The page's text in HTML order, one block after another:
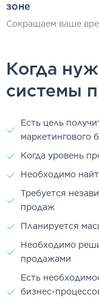
зоне
Сокращаем ваше
Когда
системы
Есть цель
маркетингового
Когда уровень
Необходимо
Требуется
продаж
Планируется
Необходимо
продажами
Есть
бизнес-